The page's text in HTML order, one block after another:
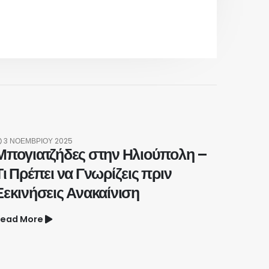
3 ΝΟΕΜΒΡΊΟΥ 2025
στην Ηλιούπολη –
Πρέπει να Γνωρίζεις πριν
Ανακαίνιση
More